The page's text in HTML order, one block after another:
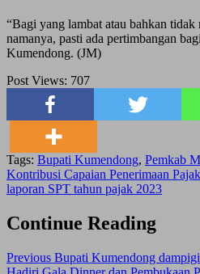
“Bagi yang lambat atau bahkan tidak
namanya, pasti ada pertimbangan
Kumendong. (JM)
Post Views: 707
Tags: Bupati Kumendong, Pemkab
Kontribusi Capaian Penerimaan
laporan SPT tahun pajak 2023
Continue Reading
Previous Bupati Kumendong